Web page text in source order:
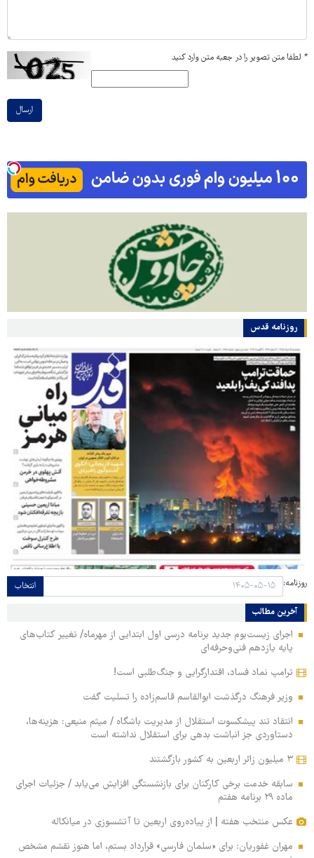
* لطفا متن تصویر را در جعبه متن وارد کنید
ارسال
روزنامه قدس
روزنامه: انتخاب
آخرین مطالب
اجرای زیست‌بوم جدید برنامه درسی اول ابتدایی از مهرماه/ تغییر کتاب‌های
پایه یازدهم فنی‌وحرفه‌ای
ترامپ نماد فساد، اقتدارگرایی و جنگ‌طلبی است!
وزیر فرهنگ درگذشت ابوالقاسم قاسم‌زاده را تسلیت گفت
انتقاد تند پیشکسوت استقلال از مدیریت باشگاه / میثم منیعی: هزینه‌ها،
دستاوردی جز انباشت بدهی برای استقلال نداشته است
۳ میلیون زائر اربعین به کشور بازگشتند
سابقه خدمت برخی کارکنان برای بازنشستگی افزایش می‌یابد / جزئیات اجرای
ماده ۲۹ برنامه هفتم
عکس منتخب هفته | از پیاده‌روی اربعین تا آتشسوزی در میانکاله
مهران غفوریان: برای «سلمان فارسی» قرارداد بستم، اما هنوز نقشم مشخص